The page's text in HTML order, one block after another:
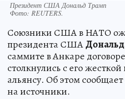
Президент США Дональд Трамп
Фото: REUTERS.
Союзники США в НАТО
президента США
саммите в Анкаре
столкнулись с его
альянсу. Об этом
на источники.